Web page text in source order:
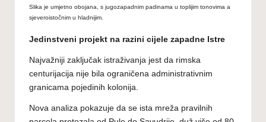
Slika je umjetno obojana, s jugozapadnim padinama u toplijim tonovima a
sjeveroistočnim u hladnijim.
Jedinstveni projekt na razini cijele zapadne Istre
Najvažniji zaključak istraživanja jest da rimska
centurijacija nije bila ograničena administrativnim
granicama pojedinih kolonija.
Nova analiza pokazuje da se ista mreža pravilnih